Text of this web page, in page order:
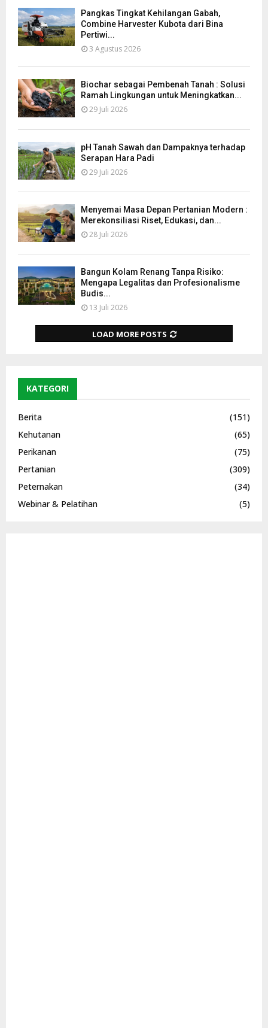
Pangkas Tingkat Kehilangan Gabah,
Combine Harvester Kubota dari Bina
Pertiwi...
3 Agustus 2026
Biochar sebagai Pembenah Tanah : Solusi
Ramah Lingkungan untuk Meningkatkan...
29 Juli 2026
pH Tanah Sawah dan Dampaknya terhadap
Serapan Hara Padi
29 Juli 2026
Menyemai Masa Depan Pertanian Modern :
Merekonsiliasi Riset, Edukasi, dan...
28 Juli 2026
Bangun Kolam Renang Tanpa Risiko:
Mengapa Legalitas dan Profesionalisme
Budis...
13 Juli 2026
LOAD MORE POSTS
KATEGORI
Berita
(151)
Kehutanan
(65)
Perikanan
(75)
Pertanian
(309)
Peternakan
(34)
Webinar & Pelatihan
(5)